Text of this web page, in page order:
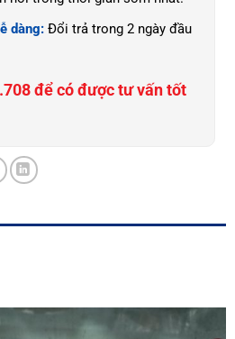
dàng: Đổi trả trong 2 ngày đầu
để có được tư vấn tốt